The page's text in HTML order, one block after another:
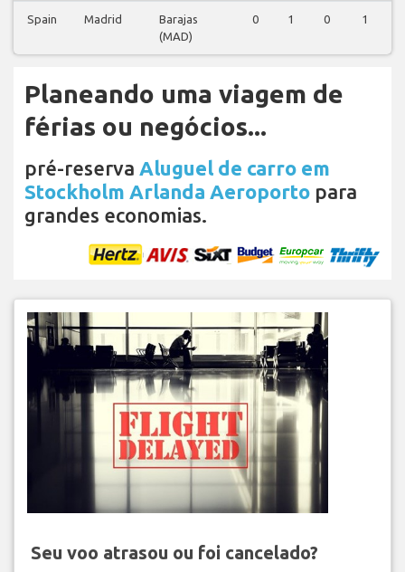
Spain Madrid
Barajas
(MAD)
0 1 0 1
Planeando uma viagem de
férias ou negócios...
pré-reserva Aluguel de carro em
Stockholm Arlanda Aeroporto para
grandes economias.
Seu voo atrasou ou foi cancelado?